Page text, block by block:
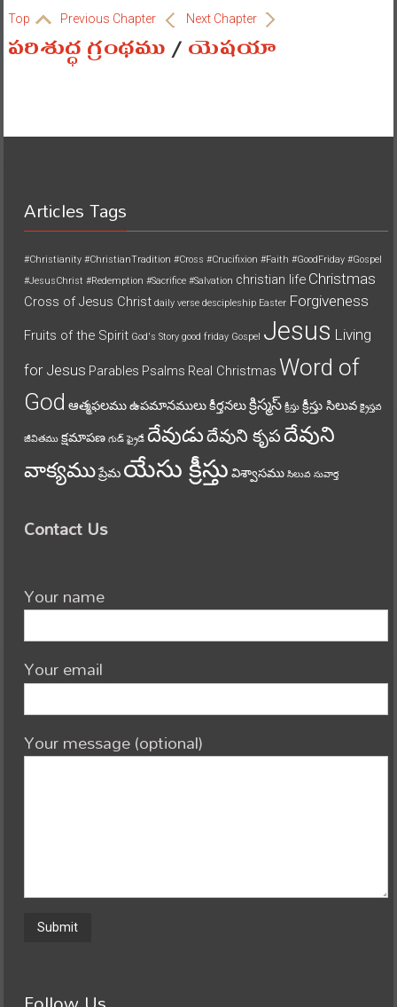
Top Previous Chapter Next Chapter
పరిశుద్ధ గ్రంథము/యెషయా
Articles Tags
#Christianity #ChristianTradition #Cross #Crucifixion #Faith #GoodFriday #Gospel
#JesusChrist #Redemption #Sacrifice #Salvation christian life Christmas
Cross of Jesus Christ daily verse descipleship Easter Forgiveness
Fruits of the Spirit God's Story good friday Gospel Jesus Living
for Jesus Parables Psalms Real Christmas Word of
God ఆత్మఫలముఉపమానములుకీర్తనలుక్రిస్మస్ క్రీస్తు క్రీస్తు సిలువ క్రైస్తవ
జీవితము క్షమాపణ గుడ్ ఫ్రైడే దేవుడుదేవుని కృపదేవుని
వాక్యముప్రేమ యేసు క్రీస్తు విశ్వాసము సిలువ సువార్త
Contact Us
Your name
Your email
Your message (optional)